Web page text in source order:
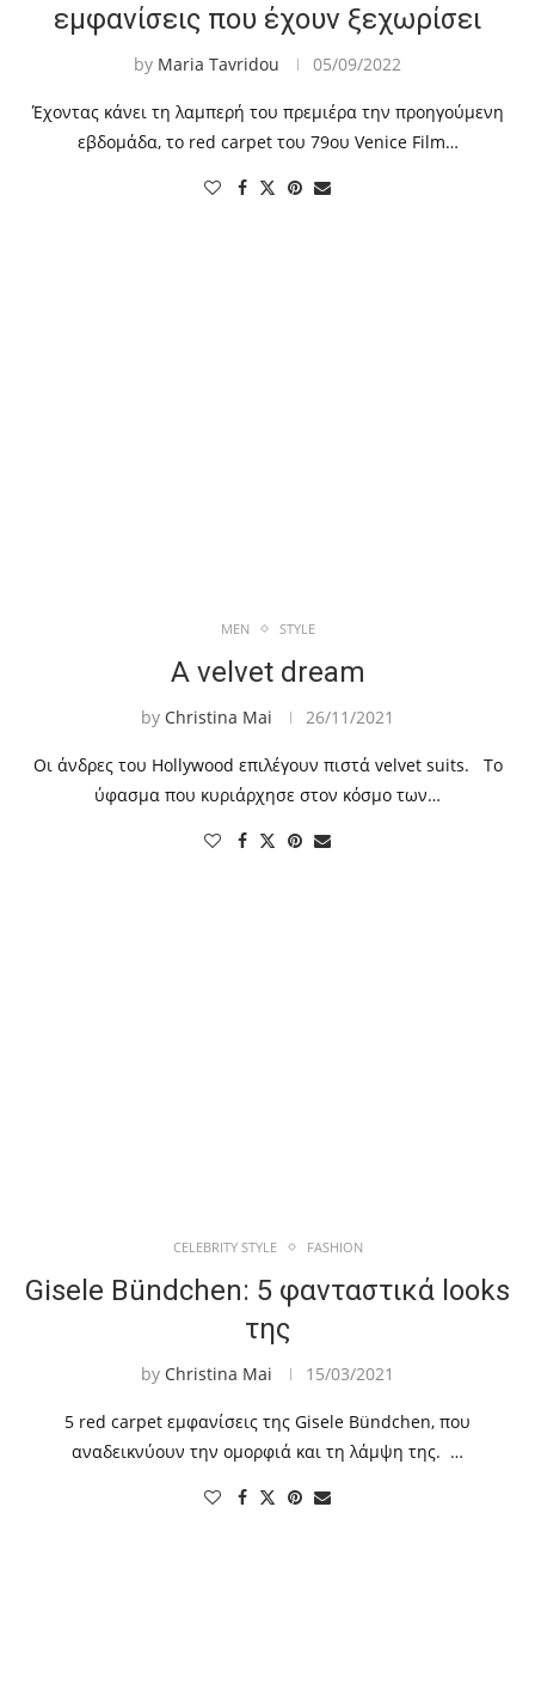
εμφανίσεις που έχουν ξεχωρίσει
by Maria Tavridou 05/09/2022
Έχοντας κάνει τη λαμπερή του πρεμιέρα την προηγούμενη
εβδομάδα, το red carpet του 79oυ Venice Film…
MEN STYLE
A velvet dream
by Christina Mai 26/11/2021
Οι άνδρες του Hollywood επιλέγουν πιστά velvet suits. Το
ύφασμα που κυριάρχησε στον κόσμο των…
CELEBRITY STYLE FASHION
Gisele Bündchen: 5 φανταστικά looks
της
by Christina Mai 15/03/2021
5 red carpet εμφανίσεις της Gisele Bündchen, που
αναδεικνύουν την ομορφιά και τη λάμψη της. …